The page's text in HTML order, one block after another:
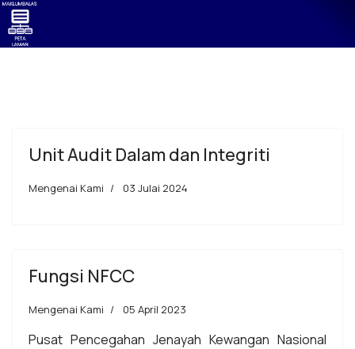
Unit Audit Dalam dan Integriti
Mengenai Kami 03 Julai 2024
Fungsi NFCC
Mengenai Kami 05 April 2023
Pusat Pencegahan Jenayah Kewangan Nasional